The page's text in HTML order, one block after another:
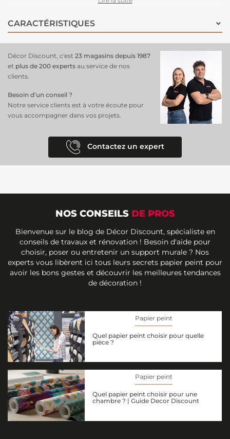
esthétique fascinante et une sensation de sérénité.
grâce à sa composition en intissé, il est parfait pourtransformer vos
CARACTÉRISTIQUES
Décor Discount, c'est 23 magasins depuis 1987
et plus de 200 experts au service de nos
clients.
Besoin d’un conseil ?
Notre service clients est à votre écoute pour
vous accompagner dans vos projets.
Contactez un expert
NOS CONSEILS DE PROS
Bienvenue sur le blog de Décor Discount, spécialiste en
conseils de travaux et rénovation ! Besoin d'aide pour
choisir, poser ou entretenir un support murale ? Nos
experts vous libèrent ici tous leurs secrets papier peint pour
avoir les bons gestes et découvrir les meilleures tendances
de décoration !
Papier peint
Quel papier peint choisir pour quelle
pièce ?
Papier peint
Quel papier peint choisir pour une
chambre ? | Guide Decor Discount